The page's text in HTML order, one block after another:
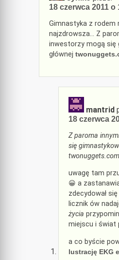
18 czerwca 2011 o
Gimnastyka z rodem
najzdrowsza… Z
inwestorzy mogą się
głównej
mantrid
18 czerwca
Z paroma
się
twonuggets.com
uwagę tam
😀 a
zdecydował
licznik ów
życia
miejscu i świat
a co byście
lustrację EKG